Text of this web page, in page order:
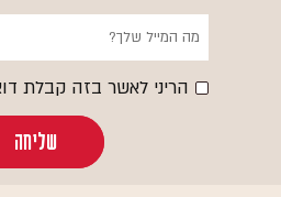
הריני לאשר בזה קבלת
שליחה